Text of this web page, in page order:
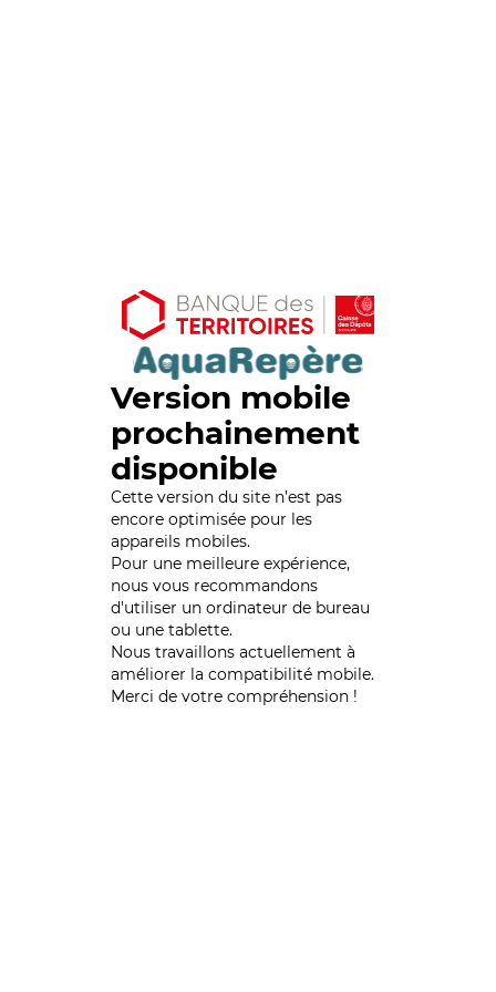
Version mobile
prochainement
disponible
Cette version du site n’est pas
encore optimisée pour les
appareils mobiles.
Pour une meilleure expérience,
nous vous recommandons
d'utiliser un ordinateur de bureau
ou une tablette.
Nous travaillons actuellement à
améliorer la compatibilité mobile.
Merci de votre compréhension !